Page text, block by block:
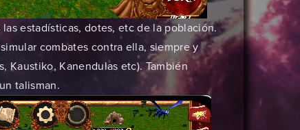
estadísticas, dotes, etc de la población.
combates contra ella, siempre y
Kaustiko, Kanendulas etc). También
talisman.